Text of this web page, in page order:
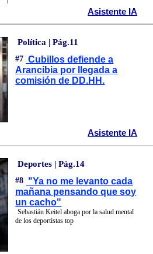
Asistente IA
Política | Pág.11
#7 Cubillos defiende a
Arancibia por llegada a
comisión de DD.HH.
Asistente IA
Deportes | Pág.14
#8 "Ya no me levanto cada
mañana pensando que soy
un cacho"
Sebastián Keitel aboga por la salud mental
de los deportistas top